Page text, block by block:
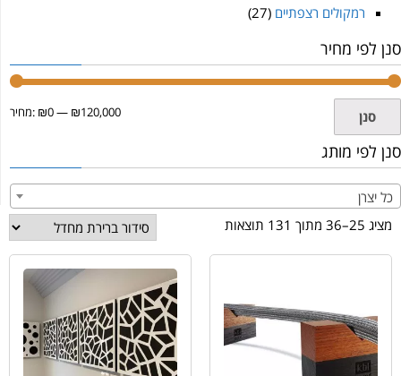
רמקולים רצפתיים (27)
סנן לפי מחיר
סנן מחיר: ₪0— ₪120,000
סנן לפי מותג
כל יצרן
מציג 25–36 מתוך 131 תוצאות